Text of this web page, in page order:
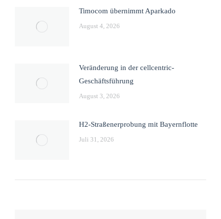
Timocom übernimmt Aparkado
August 4, 2026
Veränderung in der cellcentric-
Geschäftsführung
August 3, 2026
H2-Straßenerprobung mit Bayernflotte
Juli 31, 2026